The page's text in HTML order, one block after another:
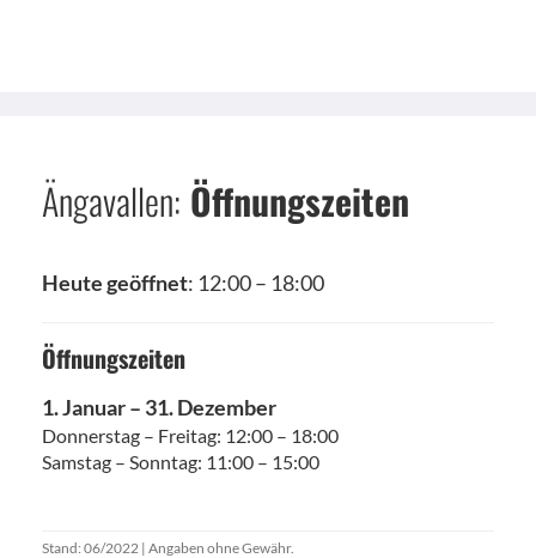
Ängavallen: Öffnungszeiten
Heute geöffnet: 12:00 – 18:00
Öffnungszeiten
1. Januar – 31. Dezember
Donnerstag – Freitag: 12:00 – 18:00
Samstag – Sonntag: 11:00 – 15:00
Stand: 06/2022 | Angaben ohne Gewähr.